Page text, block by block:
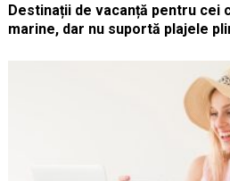
Destinații de vacanță pentru cei
marine, dar nu suportă plajele